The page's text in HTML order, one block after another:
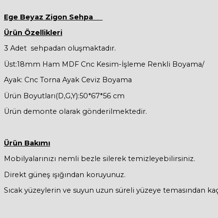
Ege Beyaz Zigon Sehpa
Ürün Özellikleri
3 Adet sehpadan oluşmaktadır.
Üst:18mm Ham MDF Cnc Kesim-İşleme Renkli Boyama/
Ayak: Cnc Torna Ayak Ceviz Boyama
Ürün Boyutları(D,G,Y):50*67*56 cm
Ürün demonte olarak gönderilmektedir.
Ürün Bakımı
Mobilyalarınızı nemli bezle silerek temizleyebilirsiniz.
Direkt güneş ışığından koruyunuz.
Sıcak yüzeylerin ve suyun uzun süreli yüzeye temasından